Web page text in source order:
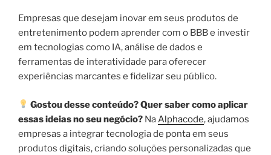
Empresas que desejam inovar em seus produtos de
entretenimento podem aprender com o BBB e investir
em tecnologias como IA, análise de dados e
ferramentas de interatividade para oferecer
experiências marcantes e fidelizar seu público.
Gostou desse conteúdo? Quer saber como aplicar
essas ideias no seu negócio? NaAlphacode, ajudamos
empresas a integrar tecnologia de ponta em seus
produtos digitais, criando soluções personalizadas que